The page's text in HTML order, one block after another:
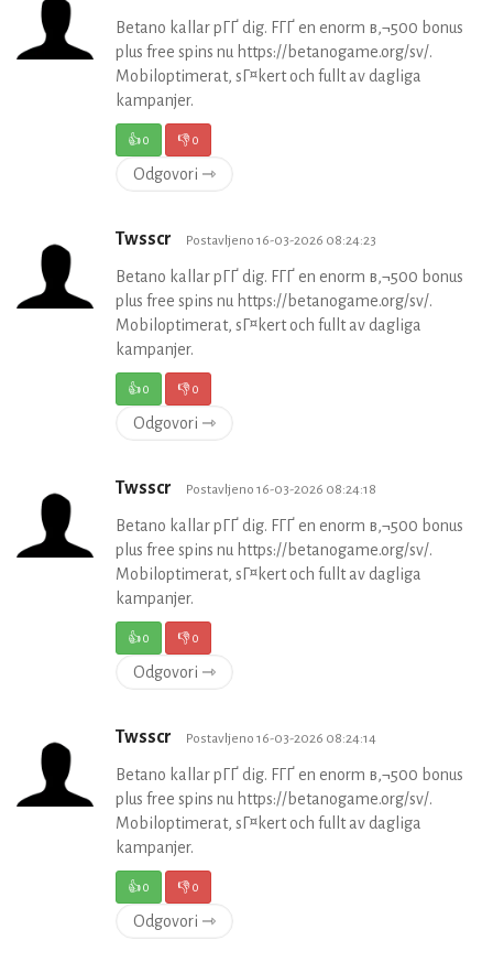
Betano kallar pГҐ dig. FГҐ en enorm в‚¬500 bonus
plus free spins nu https://betanogame.org/sv/.
Mobiloptimerat, sГ¤kert och fullt av dagliga
kampanjer.
👍0 👎0
Odgovori ⇾
Twsscr Postavljeno 16-03-2026 08:24:23
Betano kallar pГҐ dig. FГҐ en enorm в‚¬500 bonus
plus free spins nu https://betanogame.org/sv/.
Mobiloptimerat, sГ¤kert och fullt av dagliga
kampanjer.
👍0 👎0
Odgovori ⇾
Twsscr Postavljeno 16-03-2026 08:24:18
Betano kallar pГҐ dig. FГҐ en enorm в‚¬500 bonus
plus free spins nu https://betanogame.org/sv/.
Mobiloptimerat, sГ¤kert och fullt av dagliga
kampanjer.
👍0 👎0
Odgovori ⇾
Twsscr Postavljeno 16-03-2026 08:24:14
Betano kallar pГҐ dig. FГҐ en enorm в‚¬500 bonus
plus free spins nu https://betanogame.org/sv/.
Mobiloptimerat, sГ¤kert och fullt av dagliga
kampanjer.
👍0 👎0
Odgovori ⇾